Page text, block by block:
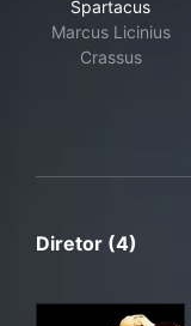
Spartacus
Marcus Licinius
Crassus
Diretor (4)